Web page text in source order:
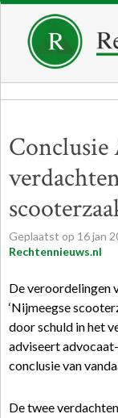
Geplaatst op 16jan
Rechtennieuws.nl
De veroordelingen
‘Nijmeegse
door schuld in het
adviseert
conclusie van
De twee